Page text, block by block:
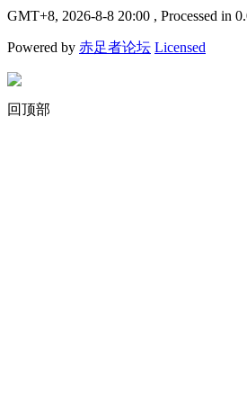
GMT+8, 2026-8-8 20:00 , Processed in
Powered by 赤足者论坛 Licensed
回顶部